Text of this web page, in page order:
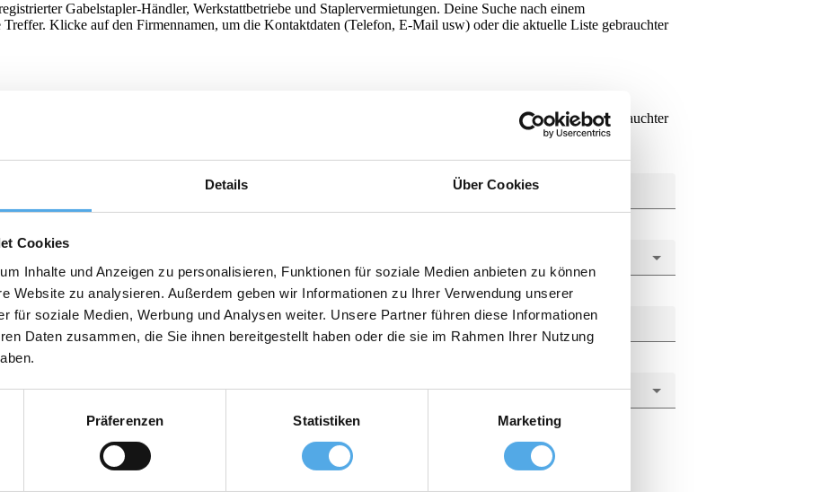
Details Über Cookies
Cookies
Inhalte und Anzeigen zu personalisieren, Funktionen für soziale Medien anbieten zu können
Website zu analysieren. Außerdem geben wir Informationen zu Ihrer Verwendung unserer
für soziale Medien, Werbung und Analysen weiter. Unsere Partner führen diese Informationen
Daten zusammen, die Sie ihnen bereitgestellt haben oder die sie im Rahmen Ihrer Nutzung
Präferenzen Statistiken Marketing
Gabelstapler-Händler, Werkstattbetriebe und Staplervermietungen. Deine Suche nach einem
Treffer. Klicke auf den Firmennamen, um die Kontaktdaten (Telefon, E-Mail usw) oder die aktuelle Liste gebrauchter
Gabelstapler-Händler, Werkstattbetriebe und Staplervermietungen. Deine Suche nach einem
Klicke auf den Firmennamen, um die Kontaktdaten (Telefon, E-Mail usw) oder die aktuelle Liste gebrauchter